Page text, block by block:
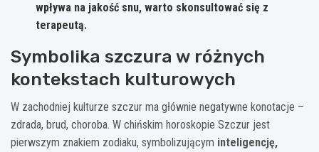
wpływa na jakość snu, warto skonsultować się z
terapeutą.
Symbolika szczura w różnych
kontekstach kulturowych
W zachodniej kulturze szczur ma głównie negatywne konotacje –
zdrada, brud, choroba. W chińskim horoskopie Szczur jest
pierwszym znakiem zodiaku, symbolizującym inteligencję,